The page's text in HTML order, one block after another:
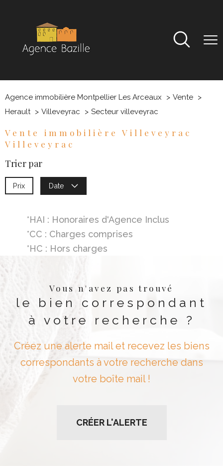
Agence immobilière Montpellier Les Arceaux
Vente
Herault
Villeveyrac Secteur villeveyrac
Vente immobilière Villeveyrac
Villeveyrac
Trier par
Prix Date
*HAI : Honoraires d'Agence Inclus
*CC : Charges comprises
*HC : Hors charges
Vous n'avez pas trouvé
le bien correspondant
à votre recherche ?
Créez une alerte mail et recevez les biens
correspondants à votre recherche dans
votre boîte mail !
CRÉER L'ALERTE